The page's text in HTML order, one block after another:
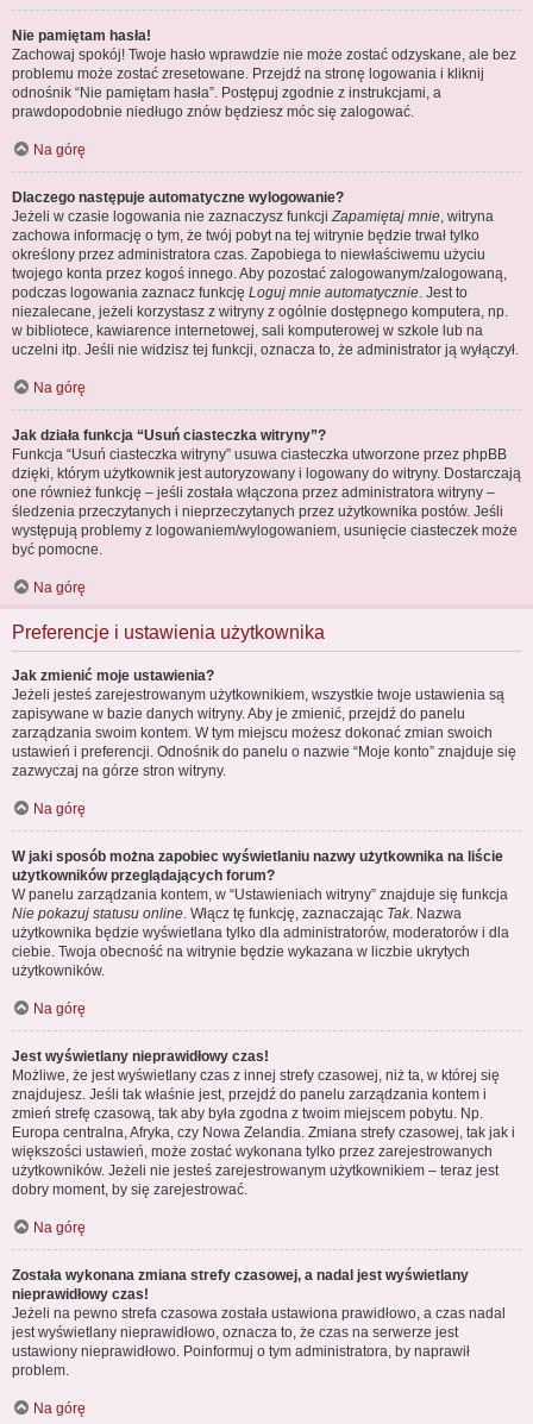
Nie pamiętam hasła!
Zachowaj spokój! Twoje hasło wprawdzie nie może zostać odzyskane, ale bez
problemu może zostać zresetowane. Przejdź na stronę logowania i kliknij
odnośnik “Nie pamiętam hasła”. Postępuj zgodnie z instrukcjami, a
prawdopodobnie niedługo znów będziesz móc się zalogować.
Na górę
Dlaczego następuje automatyczne wylogowanie?
Jeżeli w czasie logowania nie zaznaczysz funkcji Zapamiętaj mnie , witryna
zachowa informację o tym, że twój pobyt na tej witrynie będzie trwał tylko
określony przez administratora czas. Zapobiega to niewłaściwemu użyciu
twojego konta przez kogoś innego. Aby pozostać zalogowanym/zalogowaną,
podczas logowania zaznacz funkcję Loguj mnie automatycznie . Jest to
niezalecane, jeżeli korzystasz z witryny z ogólnie dostępnego komputera, np.
w bibliotece, kawiarence internetowej, sali komputerowej w szkole lub na
uczelni itp. Jeśli nie widzisz tej funkcji, oznacza to, że administrator ją wyłączył.
Na górę
Jak działa funkcja “Usuń ciasteczka witryny”?
Funkcja “Usuń ciasteczka witryny” usuwa ciasteczka utworzone przez phpBB
dzięki, którym użytkownik jest autoryzowany i logowany do witryny. Dostarczają
one również funkcję – jeśli została włączona przez administratora witryny –
śledzenia przeczytanych i nieprzeczytanych przez użytkownika postów. Jeśli
występują problemy z logowaniem/wylogowaniem, usunięcie ciasteczek może
być pomocne.
Na górę
Preferencje i ustawienia użytkownika
Jak zmienić moje ustawienia?
Jeżeli jesteś zarejestrowanym użytkownikiem, wszystkie twoje ustawienia są
zapisywane w bazie danych witryny. Aby je zmienić, przejdź do panelu
zarządzania swoim kontem. W tym miejscu możesz dokonać zmian swoich
ustawień i preferencji. Odnośnik do panelu o nazwie “Moje konto” znajduje się
zazwyczaj na górze stron witryny.
Na górę
W jaki sposób można zapobiec wyświetlaniu nazwy użytkownika na liście
użytkowników przeglądających forum?
W panelu zarządzania kontem, w “Ustawieniach witryny” znajduje się funkcja
Nie pokazuj statusu online . Włącz tę funkcję, zaznaczając Tak. Nazwa
użytkownika będzie wyświetlana tylko dla administratorów, moderatorów i dla
ciebie. Twoja obecność na witrynie będzie wykazana w liczbie ukrytych
użytkowników.
Na górę
Jest wyświetlany nieprawidłowy czas!
Możliwe, że jest wyświetlany czas z innej strefy czasowej, niż ta, w której się
znajdujesz. Jeśli tak właśnie jest, przejdź do panelu zarządzania kontem i
zmień strefę czasową, tak aby była zgodna z twoim miejscem pobytu. Np.
Europa centralna, Afryka, czy Nowa Zelandia. Zmiana strefy czasowej, tak jak i
większości ustawień, może zostać wykonana tylko przez zarejestrowanych
użytkowników. Jeżeli nie jesteś zarejestrowanym użytkownikiem – teraz jest
dobry moment, by się zarejestrować.
Na górę
Została wykonana zmiana strefy czasowej, a nadal jest wyświetlany
nieprawidłowy czas!
Jeżeli na pewno strefa czasowa została ustawiona prawidłowo, a czas nadal
jest wyświetlany nieprawidłowo, oznacza to, że czas na serwerze jest
ustawiony nieprawidłowo. Poinformuj o tym administratora, by naprawił
problem.
Na górę